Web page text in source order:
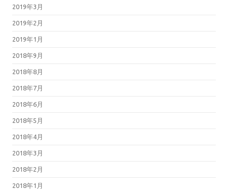
2019年3月
2019年2月
2019年1月
2018年9月
2018年8月
2018年7月
2018年6月
2018年5月
2018年4月
2018年3月
2018年2月
2018年1月